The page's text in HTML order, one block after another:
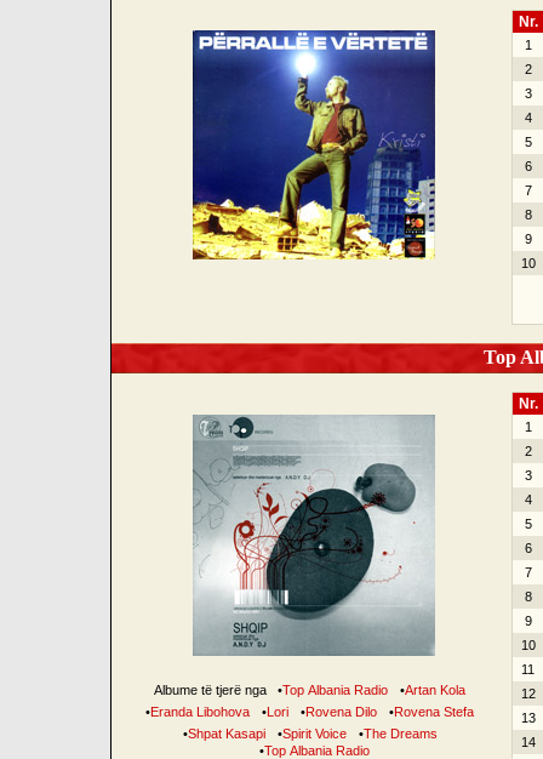
Nr.
1
2
3
4
5
6
7
8
9
10
Top
Albume të tjerë nga •Top Albania Radio •Artan Kola
•Eranda Libohova •Lori •Rovena Dilo •Rovena Stefa
•Shpat Kasapi •Spirit Voice •The Dreams
•Top Albania Radio
Nr.
1
2
3
4
5
6
7
8
9
10
11
12
13
14